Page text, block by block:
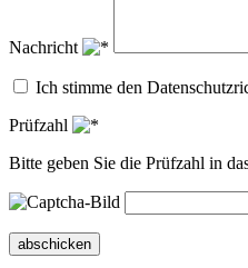
Nachricht
Ich stimme den
Prüfzahl
Bitte geben Sie die Prüfzahl in
abschicken